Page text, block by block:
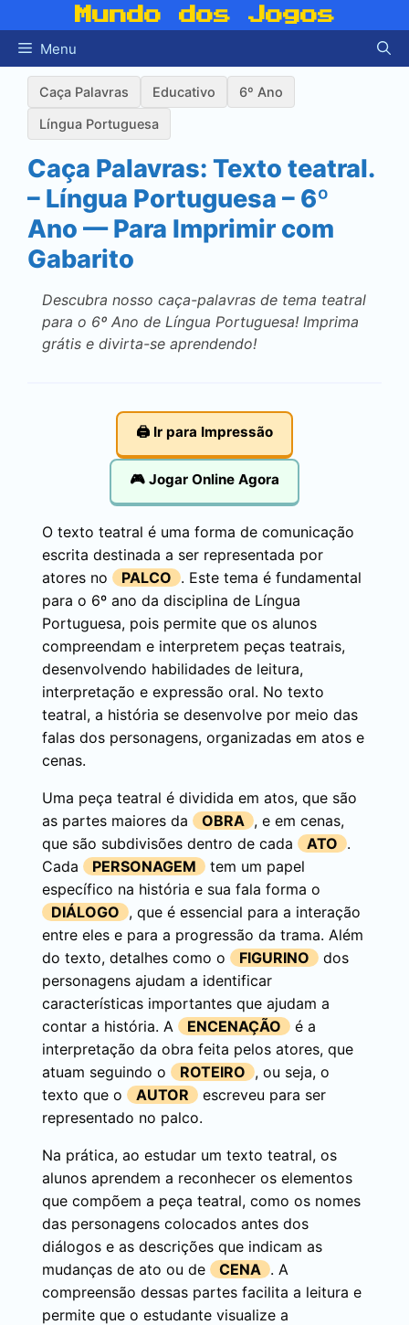
para
conteúdo
Mundo dos Jogos
Menu
Caça Palavras Educativo 6º Ano
Língua Portuguesa
Caça Palavras: Texto teatral.
– Língua Portuguesa – 6º
Ano — Para Imprimir com
Gabarito
Descubra nosso caça-palavras de tema teatral
para o 6º Ano de Língua Portuguesa! Imprima
grátis e divirta-se aprendendo!
🖨️ Ir para Impressão
🎮 Jogar Online Agora
O texto teatral é uma forma de comunicação
escrita destinada a ser representada por
atores no
PALCO . Este tema é fundamental
para o 6º ano da disciplina de Língua
Portuguesa, pois permite que os alunos
compreendam e interpretem peças teatrais,
desenvolvendo habilidades de leitura,
interpretação e expressão oral. No texto
teatral, a história se desenvolve por meio das
falas dos personagens, organizadas em atos e
cenas.
Uma peça teatral é dividida em atos, que são
as partes maiores da
OBRA , e em cenas,
que são subdivisões dentro de cada
ATO .
Cada
PERSONAGEM
tem um papel
específico na história e sua fala forma o
DIÁLOGO , que é essencial para a interação
entre eles e para a progressão da trama. Além
do texto, detalhes como o
FIGURINO
dos
personagens ajudam a identificar
características importantes que ajudam a
contar a história. A
ENCENAÇÃO
é a
interpretação da obra feita pelos atores, que
atuam seguindo o
ROTEIRO , ou seja, o
texto que o
AUTOR
escreveu para ser
representado no palco.
Na prática, ao estudar um texto teatral, os
alunos aprendem a reconhecer os elementos
que compõem a peça teatral, como os nomes
das personagens colocados antes dos
diálogos e as descrições que indicam as
mudanças de ato ou de
CENA . A
compreensão dessas partes facilita a leitura e
permite que o estudante visualize a